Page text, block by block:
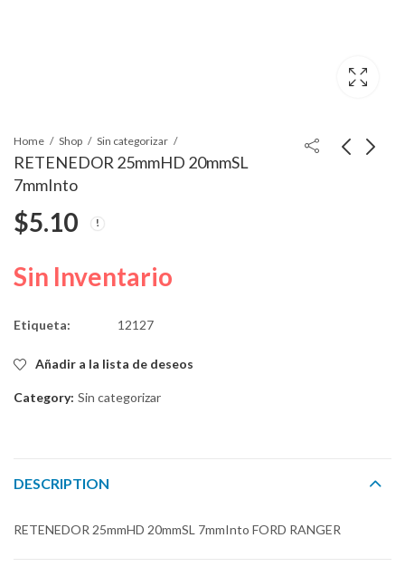
Home Shop Sin categorizar
RETENEDOR 25mmHD 20mmSL
7mmInto
$5.10
Sin Inventario
Etiqueta: 12127
Añadir a la lista de deseos
Category: Sin categorizar
DESCRIPTION
RETENEDOR 25mmHD 20mmSL 7mmInto FORD RANGER